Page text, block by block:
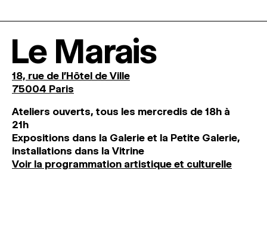
Le Marais
18, rue de l'Hôtel de Ville
75004 Paris
Ateliers ouverts, tous les mercredis de 18h à
21h
Expositions dans la Galerie et la Petite Galerie,
installations dans la Vitrine
Voir la programmation artistique et culturelle